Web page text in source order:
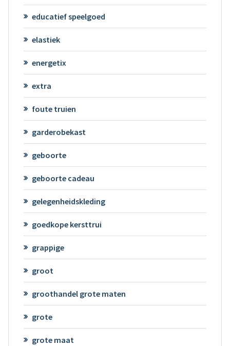
educatief speelgoed
elastiek
energetix
extra
foute truien
garderobekast
geboorte
geboorte cadeau
gelegenheidskleding
goedkope kersttrui
grappige
groot
groothandel grote maten
grote
grote maat